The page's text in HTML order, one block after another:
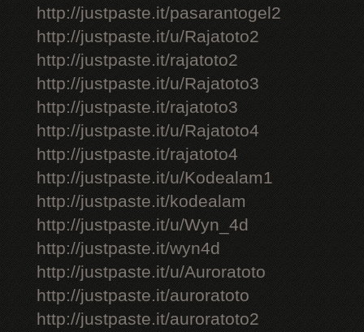
http://justpaste.it/pasarantogel2
http://justpaste.it/u/Rajatoto2
http://justpaste.it/rajatoto2
http://justpaste.it/u/Rajatoto3
http://justpaste.it/rajatoto3
http://justpaste.it/u/Rajatoto4
http://justpaste.it/rajatoto4
http://justpaste.it/u/Kodealam1
http://justpaste.it/kodealam
http://justpaste.it/u/Wyn_4d
http://justpaste.it/wyn4d
http://justpaste.it/u/Auroratoto
http://justpaste.it/auroratoto
http://justpaste.it/auroratoto2